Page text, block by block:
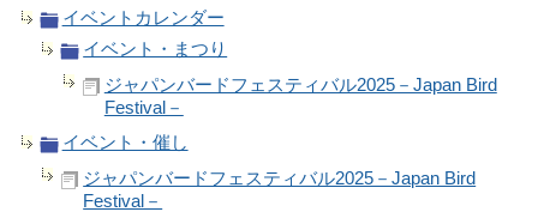
イベントカレンダー
イベント・まつり
ジャパンバードフェスティバル2025－Japan Bird
Festival－
イベント・催し
ジャパンバードフェスティバル2025－Japan Bird
Festival－